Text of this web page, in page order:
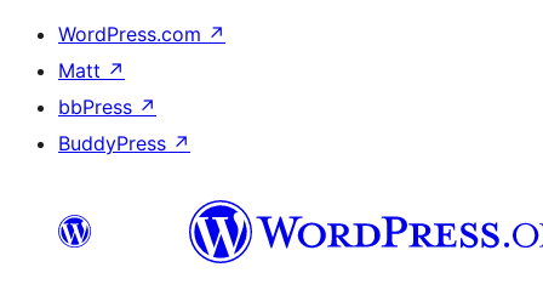
WordPress.com ↗
Matt ↗
bbPress ↗
BuddyPress ↗